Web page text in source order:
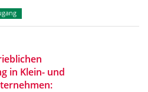
in Klein- und